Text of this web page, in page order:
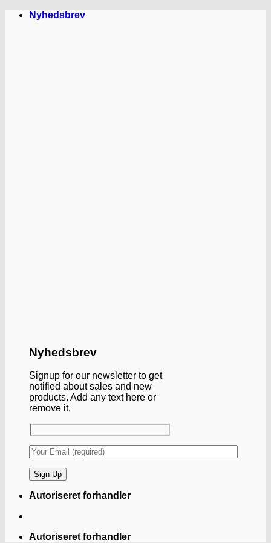
FortsætNyhedsbrev
Nyhedsbrev
Signup for our newsletter to get
notified about sales and new
products. Add any text here or
remove it.
Autoriseret forhandler
Autoriseret forhandler